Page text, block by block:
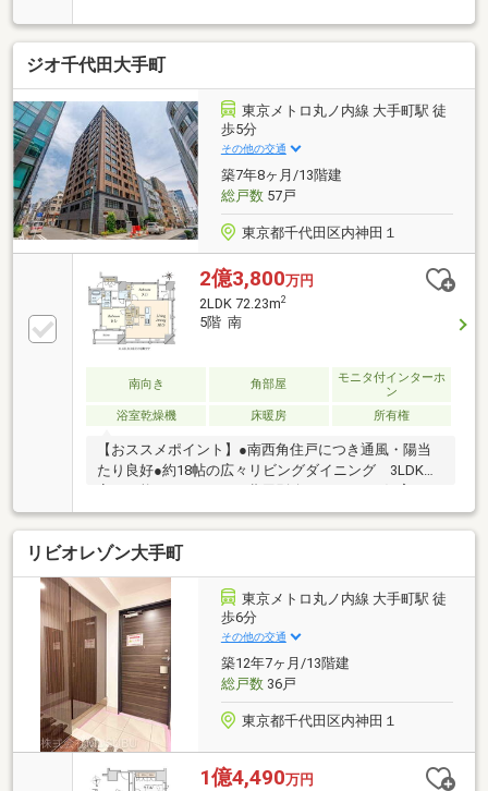
７月１４日完了）～～～～～～～～～～～～～～～～
～～～～～・耐震ドア枠・ダブルオートロック・宅配
ボックス・ペット飼育可（細則あり）
ジオ千代田大手町
東京メトロ丸ノ内線 大手町駅 徒
歩5分
その他の交通
築7年8ヶ月/13階建
総戸数57戸
東京都千代田区内神田１
2億3,800万円
2LDK 72.23m2
5階 南
南向き 角部屋
モニタ付インターホ
ン
浴室乾燥機
床暖房 所有権
【おススメポイント】●南西角住戸につき通風・陽当
たり良好●約18帖の広々リビングダイニング 3LDKへ
変更可能（※リフォーム費用別途要）●ペット飼育可
（※細則有）【充実の設備・仕様】■ディスポーザー排
水処理システム■ビルトイン浄水器■食器洗い乾燥機■
保温浴槽■低床式浴槽■追いだき機能付セミオートバス
■トリプルセキュリティ■24時間遠隔監視システム■二
重床・二重天井・天井カセット型エアコン（LD部分）
■ガス温水式床暖房（LD部分）■フルフラット設計■24
時間換気システム■LOW-E複層ガラス
リビオレゾン大手町
東京メトロ丸ノ内線 大手町駅 徒
歩6分
その他の交通
築12年7ヶ月/13階建
総戸数36戸
東京都千代田区内神田１
1億4,490万円